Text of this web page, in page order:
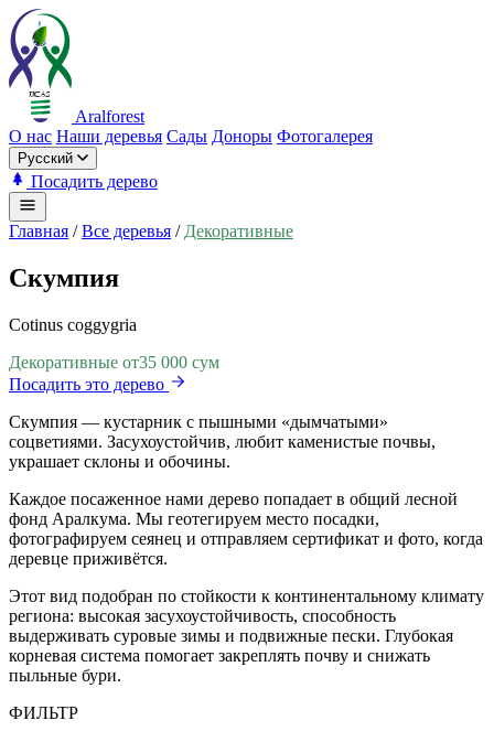
Aralforest
О нас Наши деревья Сады Доноры Фотогалерея
Русский
Посадить дерево
Главная / Все деревья / Декоративные
Скумпия
Cotinus coggygria
Декоративные от35 000 сум
Посадить это дерево
Скумпия — кустарник с пышными «дымчатыми»
соцветиями. Засухоустойчив, любит каменистые почвы,
украшает склоны и обочины.
Каждое посаженное нами дерево попадает в общий лесной
фонд Аралкума. Мы геотегируем место посадки,
фотографируем сеянец и отправляем сертификат и фото, когда
деревце приживётся.
Этот вид подобран по стойкости к континентальному климату
региона: высокая засухоустойчивость, способность
выдерживать суровые зимы и подвижные пески. Глубокая
корневая система помогает закреплять почву и снижать
пыльные бури.
ФИЛЬТР